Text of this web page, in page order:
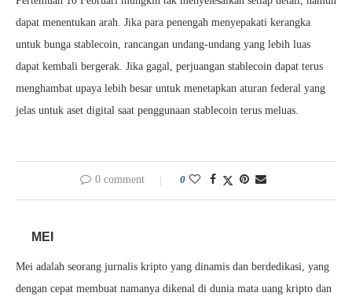
dapat menentukan arah. Jika para penengah menyepakati kerangka
untuk bunga stablecoin, rancangan undang-undang yang lebih luas
dapat kembali bergerak. Jika gagal, perjuangan stablecoin dapat terus
menghambat upaya lebih besar untuk menetapkan aturan federal yang
jelas untuk aset digital saat penggunaan stablecoin terus meluas.
0 comment 0
MEI
Mei adalah seorang jurnalis kripto yang dinamis dan berdedikasi, yang
dengan cepat membuat namanya dikenal di dunia mata uang kripto dan